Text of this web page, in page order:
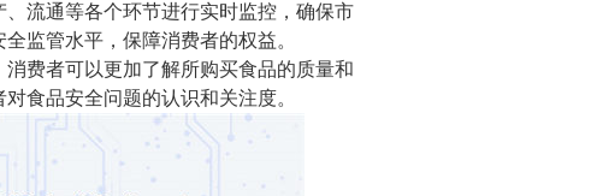
流通等各个环节进行实时监控，确保市
监管水平，保障消费者的权益。
费者可以更加了解所购买食品的质量和
食品安全问题的认识和关注度。